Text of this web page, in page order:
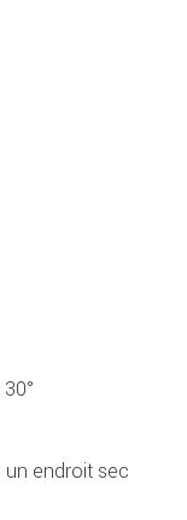
un endroit sec